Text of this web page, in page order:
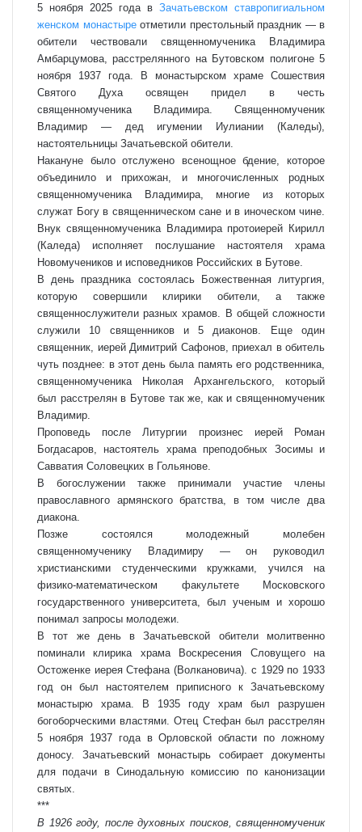
5 ноября 2025 года в Зачатьевском ставропигиальном
женском монастыреотметили престольный праздник — в
обители чествовали священномученика Владимира
Амбарцумова, расстрелянного на Бутовском полигоне 5
ноября 1937 года. В монастырском храме Сошествия
Святого Духа освящен придел в честь
священномученика Владимира. Священномученик
Владимир — дед игумении Иулиании (Каледы),
настоятельницы Зачатьевской обители.
Накануне было отслужено всенощное бдение, которое
объединило и прихожан, и многочисленных родных
священномученика Владимира, многие из которых
служат Богу в священническом сане и в иноческом чине.
Внук священномученика Владимира протоиерей Кирилл
(Каледа) исполняет послушание настоятеля храма
Новомучеников и исповедников Российских в Бутове.
В день праздника состоялась Божественная литургия,
которую совершили клирики обители, а также
священнослужители разных храмов. В общей сложности
служили 10 священников и 5 диаконов. Еще один
священник, иерей Димитрий Сафонов, приехал в обитель
чуть позднее: в этот день была память его родственника,
священномученика Николая Архангельского, который
был расстрелян в Бутове так же, как и священномученик
Владимир.
Проповедь после Литургии произнес иерей Роман
Богдасаров, настоятель храма преподобных Зосимы и
Савватия Соловецких в Гольянове.
В богослужении также принимали участие члены
православного армянского братства, в том числе два
диакона.
Позже состоялся молодежный молебен
священномученику Владимиру — он руководил
христианскими студенческими кружками, учился на
физико-математическом факультете Московского
государственного университета, был ученым и хорошо
понимал запросы молодежи.
В тот же день в Зачатьевской обители молитвенно
поминали клирика храма Воскресения Словущего на
Остоженке иерея Стефана (Волкановича). с 1929 по 1933
год он был настоятелем приписного к Зачатьевскому
монастырю храма. В 1935 году храм был разрушен
богоборческими властями. Отец Стефан был расстрелян
5 ноября 1937 года в Орловской области по ложному
доносу. Зачатьевский монастырь собирает документы
для подачи в Синодальную комиссию по канонизации
святых.
***
В 1926 году, после духовных поисков, священномученик